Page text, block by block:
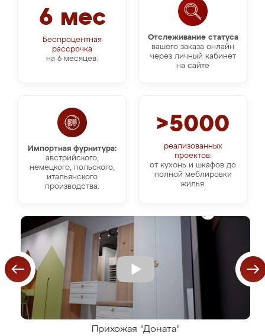
Отслеживание статуса
вашего заказа онлайн
через личный кабинет
на сайте
6 мес
Беспроцентная
рассрочка
на 6 месяцев.
Импортная фурнитура:
австрийского,
немецкого, польского,
итальянского
производства.
>5000
реализованных
проектов:
от кухонь и шкафов до
полной меблировки
жилья.
Прихожая "Доната"